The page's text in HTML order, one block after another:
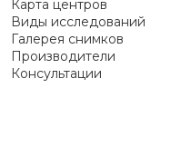
Карта центров
Виды исследований
Галерея снимков
Производители
Консультации